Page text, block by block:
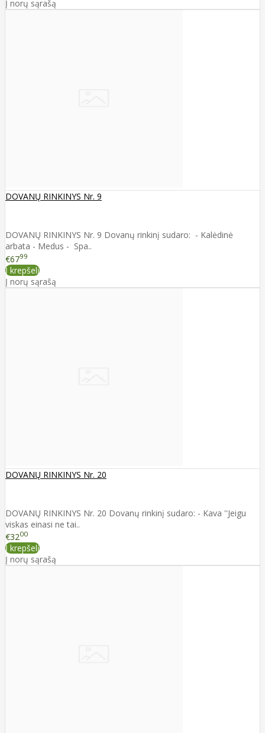
Į norų sąrašą
DOVANŲ RINKINYS Nr. 9
DOVANŲ RINKINYS Nr. 9 Dovanų rinkinį sudaro: - Kalėdinė
arbata - Medus - Spa..
€6799
Į krepšelį
Į norų sąrašą
DOVANŲ RINKINYS Nr. 20
DOVANŲ RINKINYS Nr. 20 Dovanų rinkinį sudaro: - Kava ''Jeigu
viskas einasi ne tai..
€3200
Į krepšelį
Į norų sąrašą